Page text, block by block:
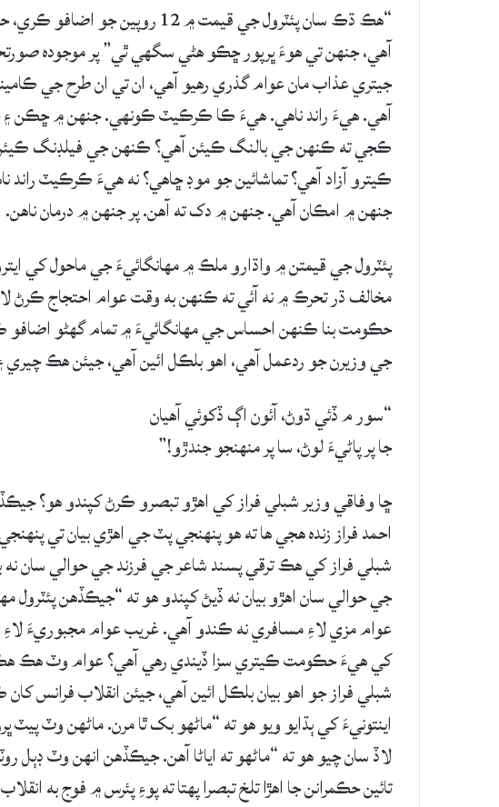
“هڪ ڌڪ سان پئٽرول جي قيمت ۾ 12
آهي، جنهن تي هوءَ ڀرپور ڇڪو هڻي سگهي ٿي” پر موجوده
جيتري عذاب مان عوام گذري رهيو آهي، ان تي ان طرح جي
آهي. هيءَ راند ناهي. هيءَ ڪا ڪرڪيٽ ڪونهي. جنهن ۾
ڪجي ته ڪنهن جي بالنگ ڪيئن آهي؟ ڪنهن جي فيلڊنگ
ڪيترو آزاد آهي؟ تماشائين جو موڊ ڇاهي؟ نه هيءَ ڪرڪيٽ
جنهن ۾ امڪان آهي. جنهن ۾ دک ته آهن. پر جنهن ۾ درمان ناهن.
پئٽرول جي قيمتن ۾ واڌارو ملڪ ۾ مهانگائيءَ جي ماحول کي
مخالف ڌر تحرڪ ۾ نه آئي ته ڪنهن به وقت عوام احتجاج ڪرڻ
حڪومت بنا ڪنهن احساس جي مهانگائيءَ ۾ تمام گهڻو
جي وزيرن جو ردعمل آهي، اهو بلڪل ائين آهي، جيئن هڪ
“سور م ڏئي ڌوڻ، آئون اڳ ڏکوئي آهيان
جا پر پاڻيءَ لوڻ، سا پر منهنجو جندڙو!”
ڇا وفاقي وزير شبلي فراز کي اهڙو تبصرو ڪرڻ کپندو هو؟
احمد فراز زنده هجي ها ته هو پنهنجي پٽ جي اهڙي بيان تي
شبلي فراز کي هڪ ترقي پسند شاعر جي فرزند جي حوالي سان
جي حوالي سان اهڙو بيان نه ڏيڻ کپندو هو ته “جيڪڏهن
عوام مزي لاءِ مسافري نه ڪندو آهي. غريب عوام مجبوريءَ
کي هيءَ حڪومت ڪيتري سزا ڏيندي رهي آهي؟ عوام وٽ هڪ
شبلي فراز جو اهو بيان بلڪل ائين آهي، جيئن انقلاب فرانس
اينتونيءَ کي ٻڌايو ويو هو ته “ماڻهو بک ٿا مرن. ماڻهن وٽ
لاڏ سان چيو هو ته “ماڻهو ته اياڻا آهن. جيڪڏهن انهن وٽ
تائين حڪمرانن جا اهڙا تلخ تبصرا پهتا ته پوءِ پئرس ۾ فوج به